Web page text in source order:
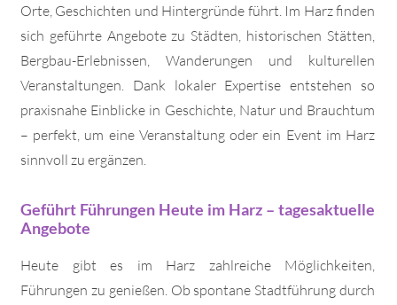
Orte, Geschichten und Hintergründe führt. Im Harz finden
sich geführte Angebote zu Städten, historischen Stätten,
Bergbau-Erlebnissen, Wanderungen und kulturellen
Veranstaltungen. Dank lokaler Expertise entstehen so
praxisnahe Einblicke in Geschichte, Natur und Brauchtum
– perfekt, um eine Veranstaltung oder ein Event im Harz
sinnvoll zu ergänzen.
Geführt Führungen Heute im Harz – tagesaktuelle
Angebote
Heute gibt es im Harz zahlreiche Möglichkeiten,
Führungen zu genießen. Ob spontane Stadtführung durch